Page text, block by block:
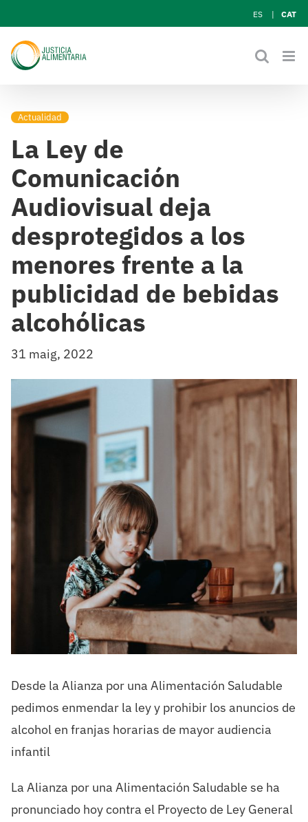
to
content
ES CAT
Actualidad
La Ley de
Comunicación
Audiovisual deja
desprotegidos a los
menores frente a la
publicidad de bebidas
alcohólicas
31 maig, 2022
Desde la Alianza por una Alimentación Saludable
pedimos enmendar la ley y prohibir los anuncios de
alcohol en franjas horarias de mayor audiencia
infantil
La Alianza por una Alimentación Saludable se ha
pronunciado hoy contra el Proyecto de Ley General